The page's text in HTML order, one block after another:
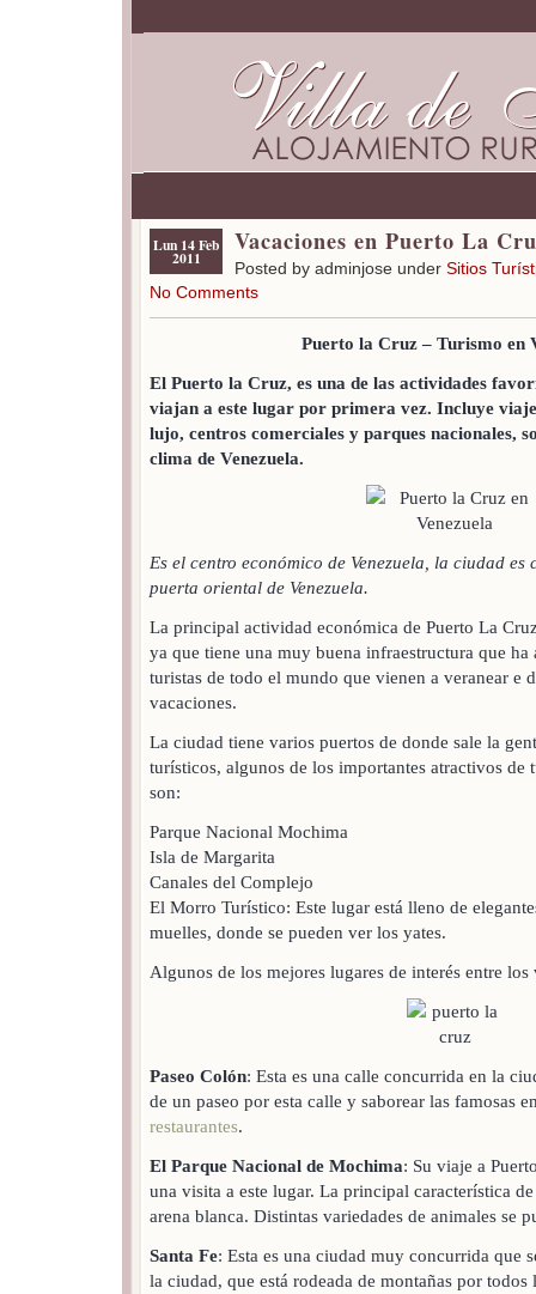
Lun 14 Feb
2011
Vacaciones en Puerto La
Posted by adminjose under Sitios
No Comments
Puerto la Cruz – Turismo en
El Puerto la Cruz, es una de las actividades
viajan a este lugar por primera vez. Incluye
lujo, centros comerciales y parques nacionales,
clima de Venezuela.
Es el centro económico de Venezuela, la ciudad
puerta oriental de Venezuela.
La principal actividad económica de Puerto La
ya que tiene una muy buena infraestructura que ha
turistas de todo el mundo que vienen a veranear e
vacaciones.
La ciudad tiene varios puertos de donde sale la
turísticos, algunos de los importantes atractivos de
son:
Parque Nacional Mochima
Isla de Margarita
Canales del Complejo
El Morro Turístico: Este lugar está lleno de
muelles, donde se pueden ver los yates.
Algunos de los mejores lugares de interés entre
Paseo Colón: Esta es una calle concurrida en la
de un paseo por esta calle y saborear las famosas
restaurantes.
El Parque Nacional de Mochima: Su viaje a
una visita a este lugar. La principal característica
arena blanca. Distintas variedades de animales se
Santa Fe: Esta es una ciudad muy concurrida que
la ciudad, que está rodeada de montañas por